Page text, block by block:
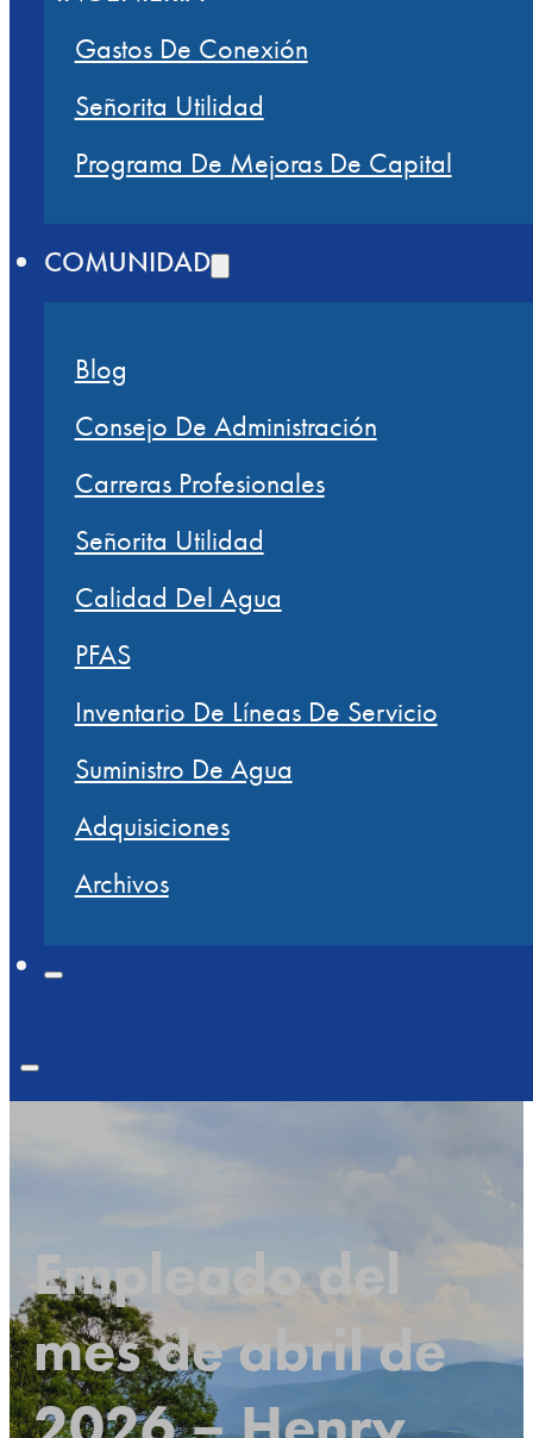
Gastos De Conexión
Señorita Utilidad
Programa De Mejoras De Capital
COMUNIDAD
Blog
Consejo De Administración
Carreras Profesionales
Señorita Utilidad
Calidad Del Agua
PFAS
Inventario De Líneas De Servicio
Suministro De Agua
Adquisiciones
Archivos
Empleado del
mes de abril de